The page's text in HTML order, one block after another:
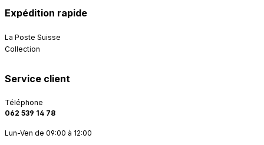
Expédition rapide
La Poste Suisse
Collection
Service client
Téléphone
062 539 14 78
Lun-Ven de 09:00 à 12:00